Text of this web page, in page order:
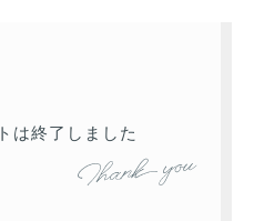
は終了しました